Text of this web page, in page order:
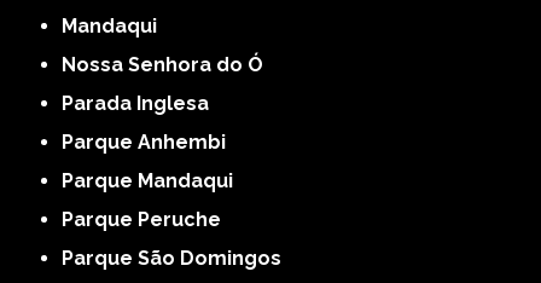
Mandaqui
Nossa Senhora do Ó
Parada Inglesa
Parque Anhembi
Parque Mandaqui
Parque Peruche
Parque São Domingos